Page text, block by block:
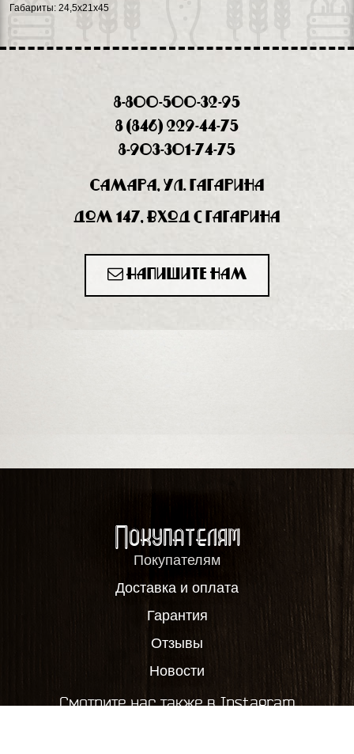
Габариты: 24,5х21х45
8-800-500-32-95
8 (846) 229-44-75
8-903-301-74-75
Самара, ул. Гагарина
дом 147, вход с Гагарина
Напишите нам
Покупателям
Покупателям
Доставка и оплата
Гарантия
Отзывы
Новости
Смотрите нас также в Instagram